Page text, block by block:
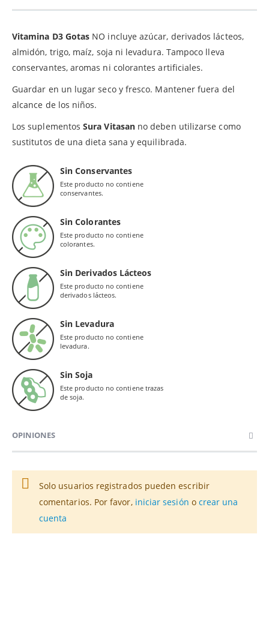
Vitamina D3 Gotas NO incluye azúcar, derivados lácteos,
almidón, trigo, maíz, soja ni levadura. Tampoco lleva
conservantes, aromas ni colorantes artificiales.
Guardar en un lugar seco y fresco. Mantener fuera del
alcance de los niños.
Los suplementosSura Vitasanno deben utilizarse como
sustitutos de una dieta sana y equilibrada.
Sin Conservantes
Este producto no contiene
conservantes.
Sin Colorantes
Este producto no contiene
colorantes.
Sin Derivados Lácteos
Este producto no contiene
derivados lácteos.
Sin Levadura
Este producto no contiene
levadura.
Sin Soja
Este producto no contiene trazas
de soja.
OPINIONES
Solo usuarios registrados pueden escribir
comentarios. Por favor, iniciar sesión o crear una
cuenta